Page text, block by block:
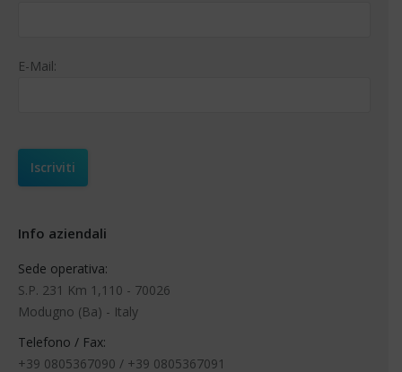
E-Mail:
Info aziendali
Sede operativa:
S.P. 231 Km 1,110 - 70026
Modugno (Ba) - Italy
Telefono / Fax:
+39 0805367090 / +39 0805367091